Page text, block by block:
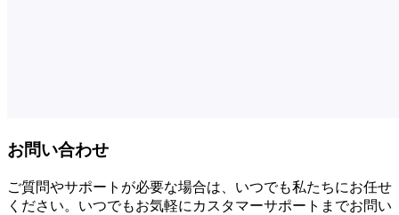
お問い合わせ
ご質問やサポートが必要な場合は、いつでも私たちにお任せ
ください。いつでもお気軽にカスタマーサポートまでお問い